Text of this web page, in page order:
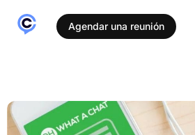
Agendar una reunión